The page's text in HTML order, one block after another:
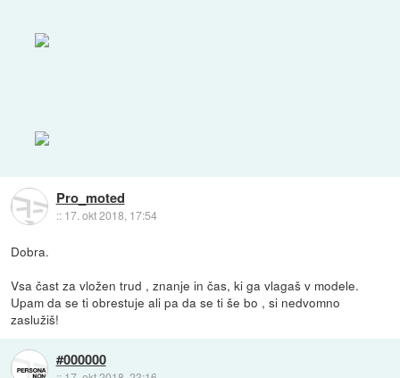
Pro_moted
:: 17. okt 2018, 17:54
Dobra.
Vsa čast za vložen trud , znanje in čas, ki ga vlagaš v modele.
Upam da se ti obrestuje ali pa da se ti še bo , si nedvomno
zaslužiš!
#000000